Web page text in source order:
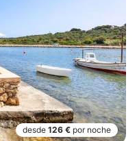
desde 126 € por noche